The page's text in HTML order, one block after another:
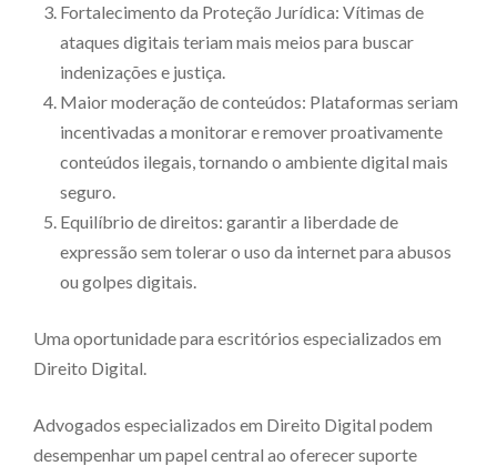
Fortalecimento da Proteção Jurídica: Vítimas de
ataques digitais teriam mais meios para buscar
indenizações e justiça.
Maior moderação de conteúdos: Plataformas seriam
incentivadas a monitorar e remover proativamente
conteúdos ilegais, tornando o ambiente digital mais
seguro.
Equilíbrio de direitos: garantir a liberdade de
expressão sem tolerar o uso da internet para abusos
ou golpes digitais.
Uma oportunidade para escritórios especializados em
Direito Digital.
Advogados especializados em Direito Digital podem
desempenhar um papel central ao oferecer suporte